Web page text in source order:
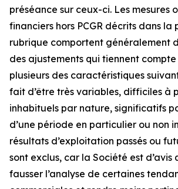
préséance sur ceux-ci. Les mesures
financiers hors PCGR décrits dans la
rubrique comportent généralement
des ajustements qui tiennent compte
plusieurs des caractéristiques
fait d’être très variables, difficiles à
inhabituels par nature, significatifs
d’une période en particulier ou non
résultats d’exploitation passés ou
sont exclus, car la Société est d’avis
fausser l’analyse de certaines